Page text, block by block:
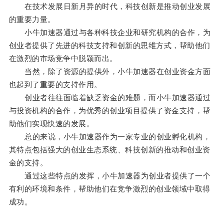
在技术发展日新月异的时代，科技创新是推动创业发展
的重要力量。
小牛加速器通过与各种科技企业和研究机构的合作，为
创业者提供了先进的科技支持和创新的思维方式，帮助他们
在激烈的市场竞争中脱颖而出。
当然，除了资源的提供外，小牛加速器在创业资金方面
也起到了重要的支持作用。
创业者往往面临着缺乏资金的难题，而小牛加速器通过
与投资机构的合作，为优秀的创业项目提供了资金支持，帮
助他们实现快速的发展。
总的来说，小牛加速器作为一家专业的创业孵化机构，
其特点包括强大的创业生态系统、科技创新的推动和创业资
金的支持。
通过这些特点的发挥，小牛加速器为创业者提供了一个
有利的环境和条件，帮助他们在竞争激烈的创业领域中取得
成功。